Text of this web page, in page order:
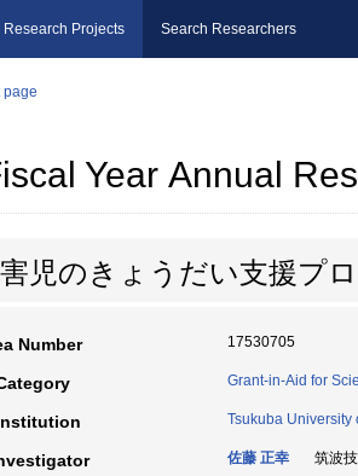
Research Projects Search Researchers
page
Year Annual
児のきょうだい支援プ
Number 17530705
Grant-in-Aid for
Tsukuba University
佐藤 正幸 筑波